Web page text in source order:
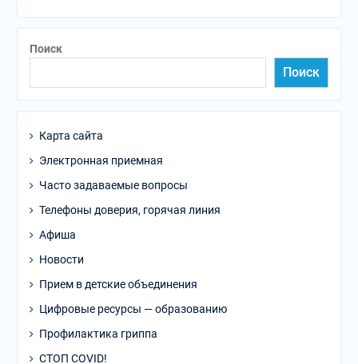
Поиск
Поиск
Карта сайта
Электронная приемная
Часто задаваемые вопросы
Телефоны доверия, горячая линия
Афиша
Новости
Прием в детские объединения
Цифровые ресурсы — образованию
Профилактика гриппа
СТОП COVID!